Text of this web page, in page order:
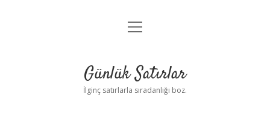
Anasayfa
Yasal Uyarı
menüyü
Günlük Satırlar
İlginç satırlarla sıradanlığı boz.